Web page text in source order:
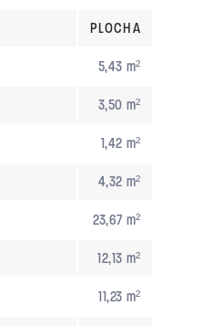
PLOCHA
5,43 m²
3,50 m²
1,42 m²
4,32 m²
23,67 m²
12,13 m²
11,23 m²